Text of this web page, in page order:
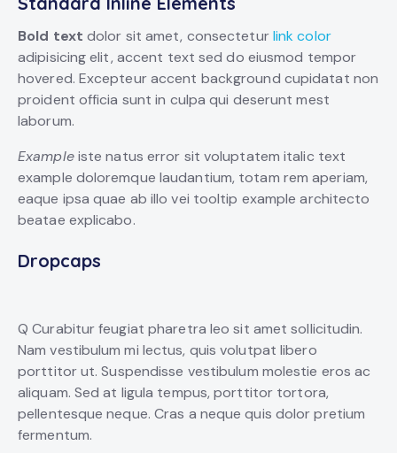
Bold text dolor sit amet, consecteturlink color
adipisicing elit, accent text sed do eiusmod tempor
hovered. Excepteur accent background cupidatat non
proident officia sunt in culpa qui deserunt mest
laborum.
Exampleiste natus error sit voluptatem italic text
example doloremque laudantium, totam rem aperiam,
eaque ipsa quae ab illo vei tooltip example architecto
beatae explicabo.
Dropcaps
Q Curabitur feugiat pharetra leo sit amet sollicitudin.
Nam vestibulum mi lectus, quis volutpat libero
porttitor ut. Suspendisse vestibulum molestie eros ac
aliquam. Sed at ligula tempus, porttitor tortora,
pellentesque neque. Cras a neque quis dolor pretium
fermentum.